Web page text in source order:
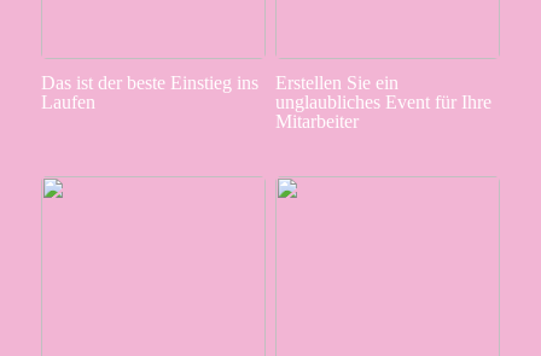
Das ist der beste Einstieg ins
Laufen
Erstellen Sie ein
unglaubliches Event für Ihre
Mitarbeiter